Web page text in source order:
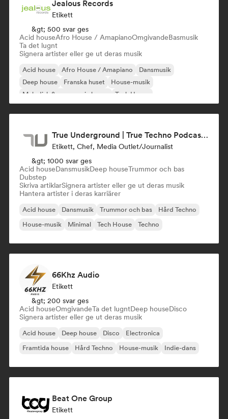
Jealous Records
Etikett
&gt; 500 svar ges
Acid houseAfro House / AmapianoOmgivandeBasmusik
Ta det lugnt
Signera artister eller ge ut deras musik
Acid house Afro House / Amapiano
Dansmusik
Deep house
Franska huset
House-musik
Melodisk & progressiv house
Tech House
True Underground | True Techno Podcast | ONE
Etikett, Chef, Media Outlet/Journalist
&gt; 1000 svar ges
Acid houseDansmusikDeep houseTrummor och bas
Dubstep
Skriva artiklarSignera artister eller ge ut deras musik
Hantera artister i deras karriärer
Acid house Dansmusik Trummor och bas
Hård Techno
House-musik
Minimal Tech House Techno
66Khz Audio
Etikett
&gt; 200 svar ges
Acid houseOmgivandeTa det lugntDeep houseDisco
Signera artister eller ge ut deras musik
Acid house Deep house Disco
Electronica
Framtida house
Hård Techno House-musik Indie-dans
Beat One Group
Etikett